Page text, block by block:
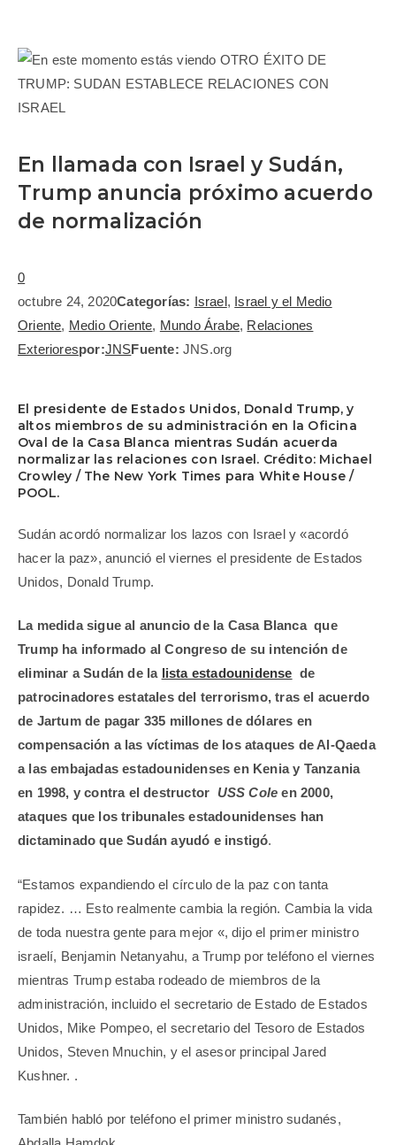
En llamada con Israel y Sudán,
Trump anuncia próximo acuerdo
de normalización
0
octubre 24, 2020Categorías: Israel, Israel y el Medio
Oriente, Medio Oriente, Mundo Árabe, Relaciones
Exteriorespor:JNSFuente: JNS.org
El presidente de Estados Unidos, Donald Trump, y
altos miembros de su administración en la Oficina
Oval de la Casa Blanca mientras Sudán acuerda
normalizar las relaciones con Israel. Crédito: Michael
Crowley / The New York Times para White House /
POOL.
Sudán acordó normalizar los lazos con Israel y «acordó
hacer la paz», anunció el viernes el presidente de Estados
Unidos, Donald Trump.
La medida sigue al anuncio de la Casa Blanca que
Trump ha informado al Congreso de su intención de
eliminar a Sudán de la lista estadounidense de
patrocinadores estatales del terrorismo, tras el acuerdo
de Jartum de pagar 335 millones de dólares en
compensación a las víctimas de los ataques de Al-Qaeda
a las embajadas estadounidenses en Kenia y Tanzania
en 1998, y contra el destructor USS Cole en 2000,
ataques que los tribunales estadounidenses han
dictaminado que Sudán ayudó e instigó.
“Estamos expandiendo el círculo de la paz con tanta
rapidez. … Esto realmente cambia la región. Cambia la vida
de toda nuestra gente para mejor «, dijo el primer ministro
israelí, Benjamin Netanyahu, a Trump por teléfono el viernes
mientras Trump estaba rodeado de miembros de la
administración, incluido el secretario de Estado de Estados
Unidos, Mike Pompeo, el secretario del Tesoro de Estados
Unidos, Steven Mnuchin, y el asesor principal Jared
Kushner. .
También habló por teléfono el primer ministro sudanés,